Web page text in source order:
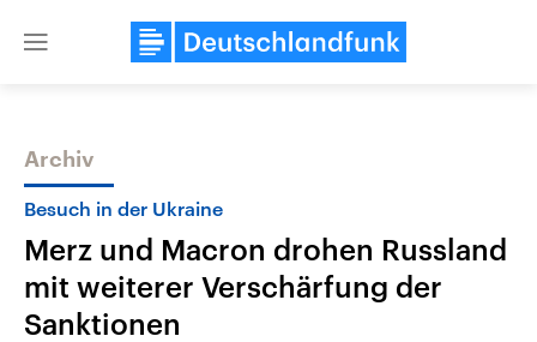
Close
Themen
Archiv
Besuch in der Ukraine
Merz und Macron drohen Russland
mit weiterer Verschärfung der
Sanktionen